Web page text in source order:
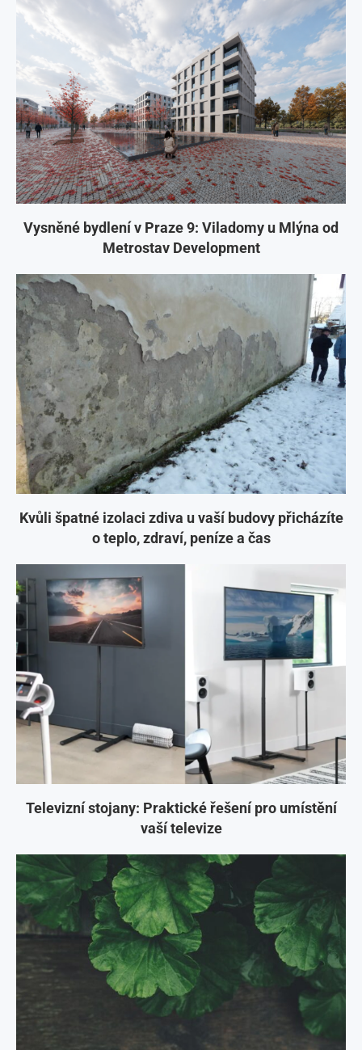
Vysněné bydlení v Praze 9: Viladomy u Mlýna od
Metrostav Development
Kvůli špatné izolaci zdiva u vaší budovy přicházíte
o teplo, zdraví, peníze a čas
Televizní stojany: Praktické řešení pro umístění
vaší televize